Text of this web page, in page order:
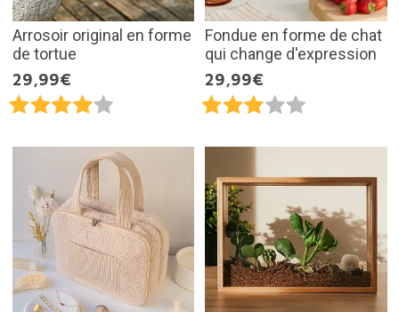
Arrosoir original en forme
de tortue
29,99€
Fondue en forme de chat
qui change d'expression
29,99€